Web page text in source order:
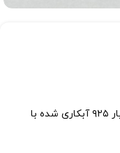
انگشتر زمرد زنانه کد ۱۴۷۶ با پایه نقره عیار ۹۲۵ آبکاری شده با